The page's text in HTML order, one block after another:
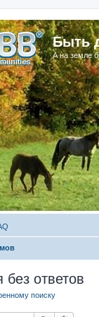
Быть
А на земле
ответов
поиску